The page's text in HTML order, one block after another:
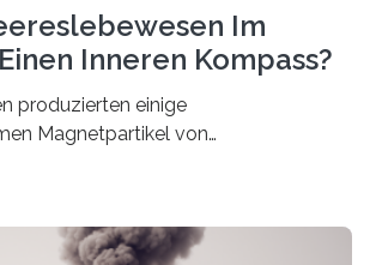
Im
Inneren Kompass?
produzierten einige
Magnetpartikel von
sind. Nun ist es einem
dieser „Riesenmagnetfossilien” mit